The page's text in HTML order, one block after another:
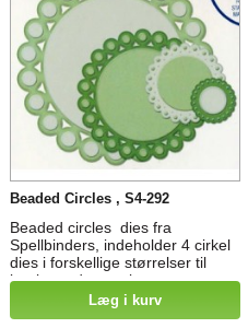
Beaded Circles , S4-292
Beaded circles dies fra
Spellbinders, indeholder 4 cirkel
dies i forskellige størrelser til
lagring, udstansning og
prægning i stansemaskiner. Mål:
diameter fra 3,5 cm til 10,2 cm
Læg i kurv